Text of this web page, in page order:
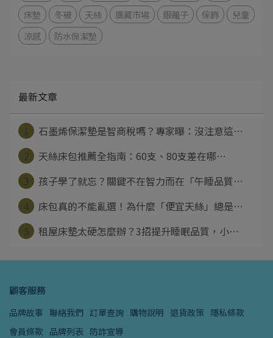
床墊
冬被 天絲 廣藏市場 銀離子 傢飾
兒童
涼感
防水保潔墊
最新文章
石墨烯保潔墊是智商稅嗎？專家曝：沒注意這⋯
天絲床包推薦全指南：60支、80支差在哪⋯
孩子學了就忘？關鍵不在智力而在「午睡品質⋯
床包真的不能亂選！為什麼「便宜天絲」總是⋯
租屋床墊太硬怎麼辦？3招提升睡眠品質，小⋯
顧客服務
品牌故事 聯絡我們 訂單查詢 購物說明 退貨政策 隱私條款
會員條款 品牌列表 防詐宣導